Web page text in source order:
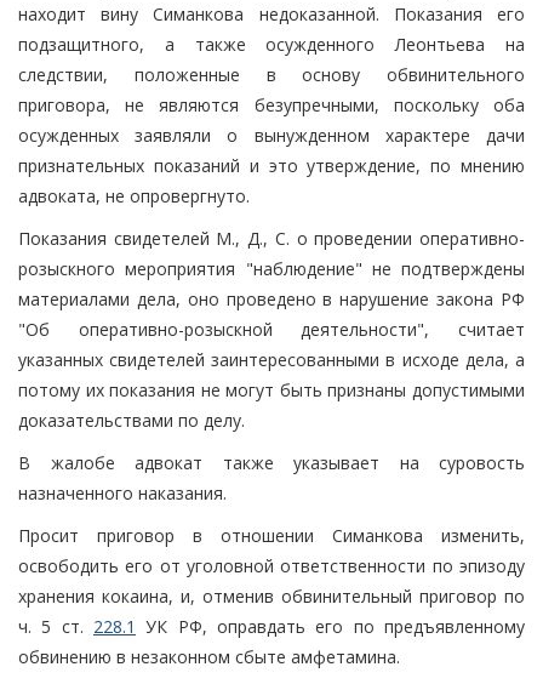
находит вину Симанкова недоказанной. Показания его
подзащитного, а также осужденного Леонтьева на
следствии, положенные в основу обвинительного
приговора, не являются безупречными, поскольку оба
осужденных заявляли о вынужденном характере дачи
признательных показаний и это утверждение, по мнению
адвоката, не опровергнуто.
Показания свидетелей М., Д., С. о проведении оперативно-
розыскного мероприятия "наблюдение" не подтверждены
материалами дела, оно проведено в нарушение закона РФ
"Об оперативно-розыскной деятельности", считает
указанных свидетелей заинтересованными в исходе дела, а
потому их показания не могут быть признаны допустимыми
доказательствами по делу.
В жалобе адвокат также указывает на суровость
назначенного наказания.
Просит приговор в отношении Симанкова изменить,
освободить его от уголовной ответственности по эпизоду
хранения кокаина, и, отменив обвинительный приговор по
ч. 5 ст. 228.1 УК РФ, оправдать его по предъявленному
обвинению в незаконном сбыте амфетамина.